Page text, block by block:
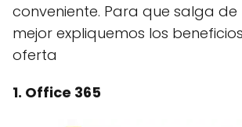
conveniente. Para que salga
mejor expliquemos los
oferta
1. Office 365